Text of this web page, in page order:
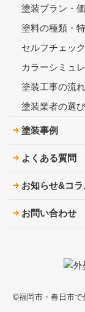
塗装プラン・
塗料の種類・
セルフチェック
カラーシミュ
塗装工事の流れ
塗装業者の選
塗装事例
よくある質問
お知らせ&コラ
お問い合わせ
©︎福岡市・春日市で